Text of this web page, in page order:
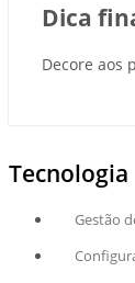
Dica
Decore aos
Tecnologia
Gestão